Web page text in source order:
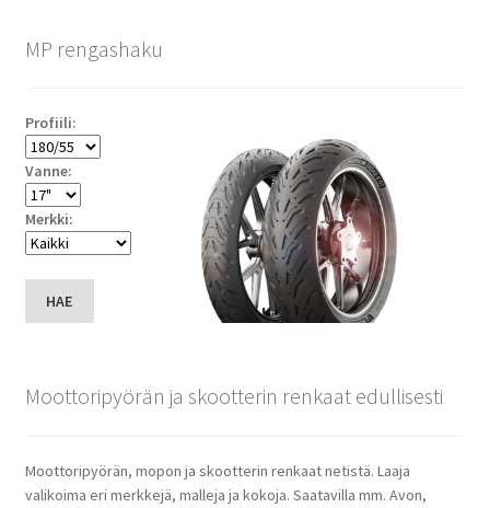
MP rengashaku
Profiili:
Vanne:
Merkki:
HAE
Moottoripyörän ja skootterin renkaat edullisesti
Moottoripyörän, mopon ja skootterin renkaat netistä. Laaja
valikoima eri merkkejä, malleja ja kokoja. Saatavilla mm. Avon,